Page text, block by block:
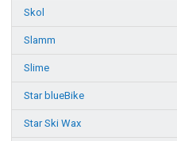
Skol
Slamm
Slime
Star blueBike
Star Ski Wax